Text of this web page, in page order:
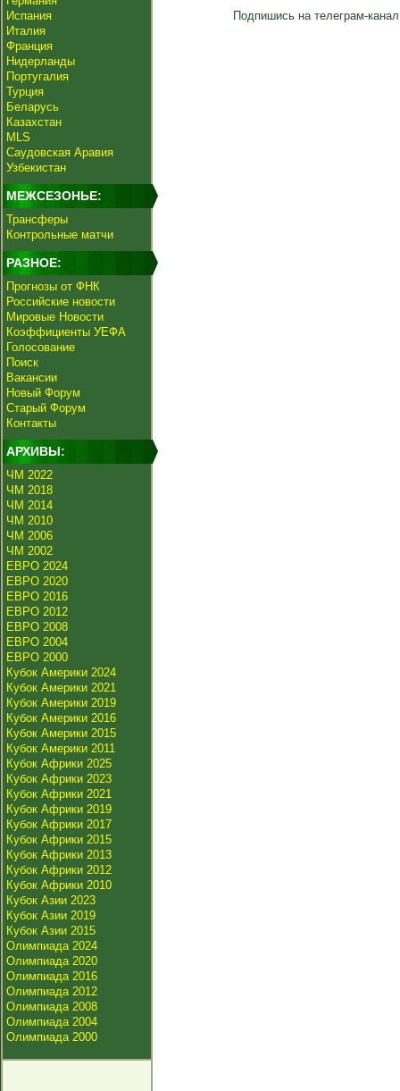
Испания
Италия
Франция
Нидерланды
Португалия
Турция
Беларусь
Казахстан
MLS
Саудовская Аравия
Узбекистан
МЕЖСЕЗОНЬЕ:
Трансферы
Контрольные матчи
РАЗНОЕ:
Прогнозы от ФНК
Российские новости
Мировые Новости
Коэффициенты УЕФА
Голосование
Поиск
Вакансии
Новый Форум
Старый Форум
Контакты
АРХИВЫ:
ЧМ 2022
ЧМ 2018
ЧМ 2014
ЧМ 2010
ЧМ 2006
ЧМ 2002
ЕВРО 2024
ЕВРО 2020
ЕВРО 2016
ЕВРО 2012
ЕВРО 2008
ЕВРО 2004
ЕВРО 2000
Кубок Америки 2024
Кубок Америки 2021
Кубок Америки 2019
Кубок Америки 2016
Кубок Америки 2015
Кубок Америки 2011
Кубок Африки 2025
Кубок Африки 2023
Кубок Африки 2021
Кубок Африки 2019
Кубок Африки 2017
Кубок Африки 2015
Кубок Африки 2013
Кубок Африки 2012
Кубок Африки 2010
Кубок Азии 2023
Кубок Азии 2019
Кубок Азии 2015
Олимпиада 2024
Олимпиада 2020
Олимпиада 2016
Олимпиада 2012
Олимпиада 2008
Олимпиада 2004
Олимпиада 2000
Подпишись на телеграм-